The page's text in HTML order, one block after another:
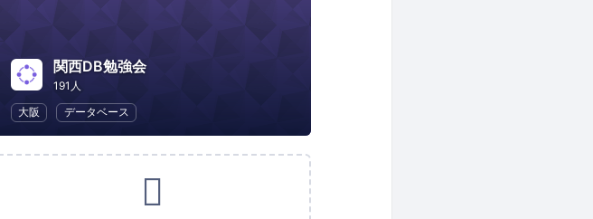
関西DB勉強会
191人
大阪
データベース